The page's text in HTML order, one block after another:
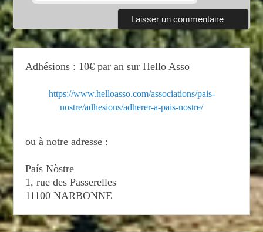
Adhésions : 10€ par an sur Hello Asso
https://www.helloasso.com/associations/pais-
nostre/adhesions/adherer-a-pais-nostre/
ou à notre adresse :
País Nòstre
1, rue des Passerelles
11100 NARBONNE